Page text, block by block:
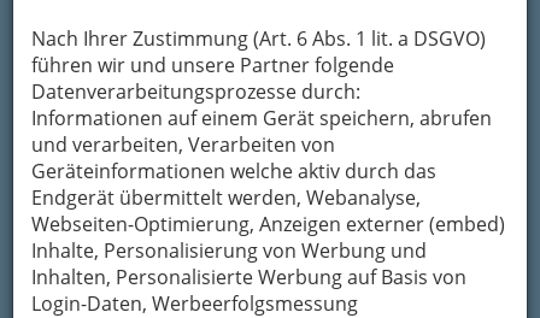
Nach Ihrer Zustimmung (Art. 6 Abs. 1 lit. a DSGVO)
führen wir und unsere Partner folgende
Datenverarbeitungsprozesse durch:
Informationen auf einem Gerät speichern, abrufen
und verarbeiten, Verarbeiten von
Geräteinformationen welche aktiv durch das
Endgerät übermittelt werden, Webanalyse,
Webseiten-Optimierung, Anzeigen externer (embed)
Inhalte, Personalisierung von Werbung und
Inhalten, Personalisierte Werbung auf Basis von
Login-Daten, Werbeerfolgsmessung
Navigation
Kickboxen
Judo
Boxen
Hapkido